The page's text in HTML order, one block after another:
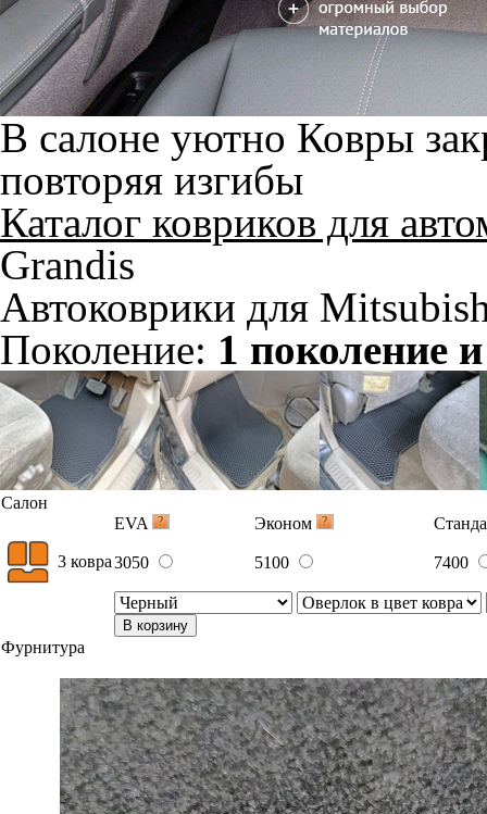
В салоне уютно Ковры
повторяя изгибы
Каталог ковриков для
Grandis
Автоковрики для
Поколение: 1 поколение
Салон
EVA
Эконом
3 ковра3050 5100 7400
В корзину
Фурнитура